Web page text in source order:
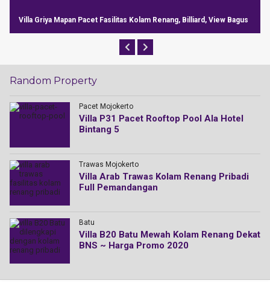
Villa Griya Mapan Pacet Fasilitas Kolam Renang, Billiard, View Bagus
Random Property
Pacet Mojokerto
Villa P31 Pacet Rooftop Pool Ala Hotel
Bintang 5
Trawas Mojokerto
Villa Arab Trawas Kolam Renang Pribadi
Full Pemandangan
Batu
Villa B20 Batu Mewah Kolam Renang Dekat
BNS ~ Harga Promo 2020